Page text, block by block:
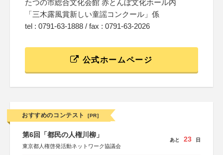
たつの市総合文化会館 赤とんぼ文化ホール内
「三木露風賞新しい童謡コンクール」係
tel : 0791-63-1888 / fax : 0791-63-2026
公式ホームページ
おすすめのコンテスト [PR]
第6回「都民の人権川柳」
東京都人権啓発活動ネットワーク協議会
あと 23 日